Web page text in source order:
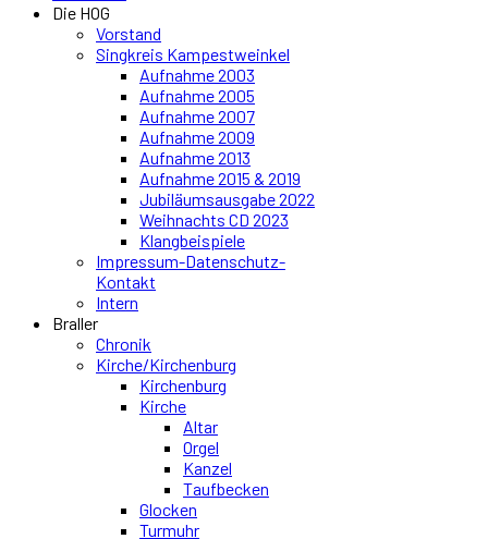
Die HOG
Vorstand
Singkreis Kampestweinkel
Aufnahme 2003
Aufnahme 2005
Aufnahme 2007
Aufnahme 2009
Aufnahme 2013
Aufnahme 2015 & 2019
Jubiläumsausgabe 2022
Weihnachts CD 2023
Klangbeispiele
Impressum-Datenschutz-
Kontakt
Intern
Braller
Chronik
Kirche/Kirchenburg
Kirchenburg
Kirche
Altar
Orgel
Kanzel
Taufbecken
Glocken
Turmuhr